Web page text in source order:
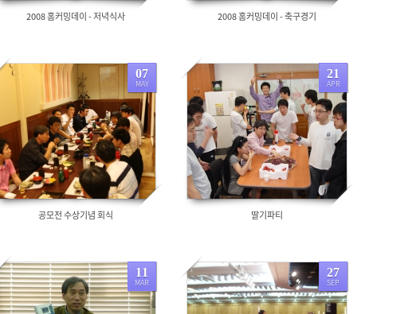
2008 홈커밍데이 - 저녁식사 2008 홈커밍데이 - 축구경기
07
MAY
7066
공모전 수상기념 회식
21
APR
5469
딸기파티
11
MAR
6303
27
SEP
9500